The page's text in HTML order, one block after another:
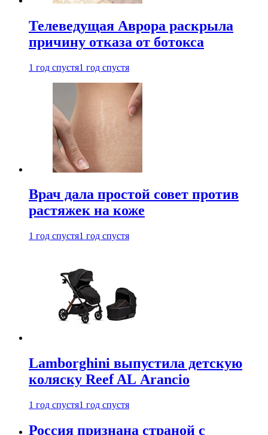
Телеведущая Аврора раскрыла
причину отказа от ботокса
1 год спустя1 год спустя
Врач дала простой совет против
растяжек на коже
1 год спустя1 год спустя
Lamborghini выпустила детскую
коляску Reef AL Arancio
1 год спустя1 год спустя
Россия признана страной с